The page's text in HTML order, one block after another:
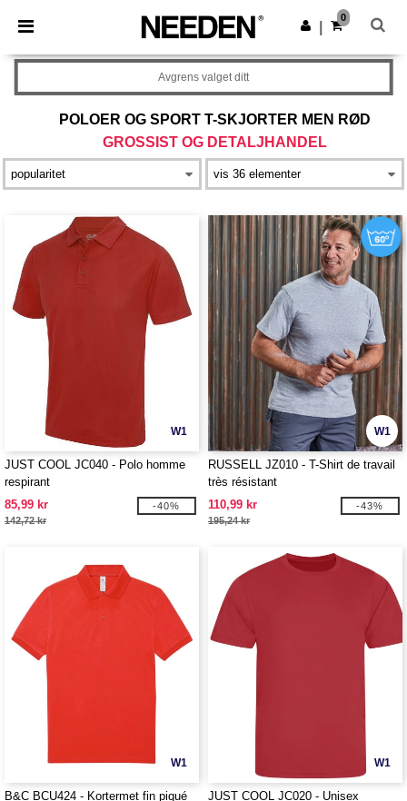
× Needen-app
Bedre priser i appen!
Last ned app
0
POLOER OG SPORT T-SKJORTER MEN RØD
GROSSIST OG DETALJHANDEL
Avgrens valget ditt
W1
JUST COOL JC040 - Polo homme
respirant
85,99 kr
142,72 kr
-40%
W1
RUSSELL JZ010 - T-Shirt de travail
très résistant
110,99 kr
195,24 kr
-43%
W1
B&C BCU424 - Kortermet fin piqué
W1
JUST COOL JC020 - Unisex